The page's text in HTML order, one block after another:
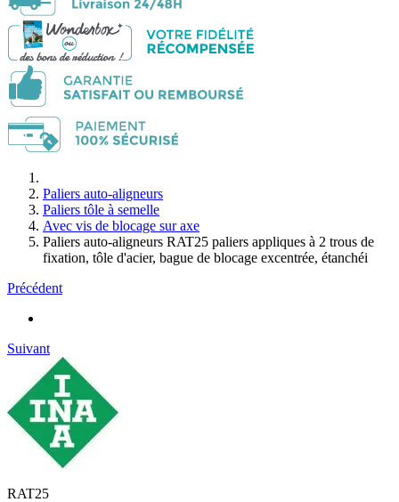
Paliers auto-aligneurs
Paliers tôle à semelle
Avec vis de blocage sur axe
Paliers auto-aligneurs RAT25 paliers appliques à 2 trous de
fixation, tôle d'acier, bague de blocage excentrée, étanchéi
Précédent
Suivant
RAT25